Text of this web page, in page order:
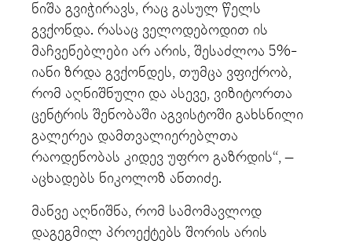
ნიშა გვიჭირავს, რაც გასულ წელს
გვქონდა. რასაც ველოდებოდით ის
მაჩვენებლები არ არის, შესაძლოა 5%-
იანი ზრდა გვქონდეს, თუმცა ვფიქრობ,
რომ აღნიშნული და ასევე, ვიზიტორთა
ცენტრის შენობაში აგვისტოში გახსნილი
გალერეა დამთვალიერებლთა
რაოდენობას კიდევ უფრო გაზრდის“, –
აცხადებს ნიკოლოზ ანთიძე.
მანვე აღნიშნა, რომ სამომავლოდ
დაგეგმილ პროექტებს შორის არის